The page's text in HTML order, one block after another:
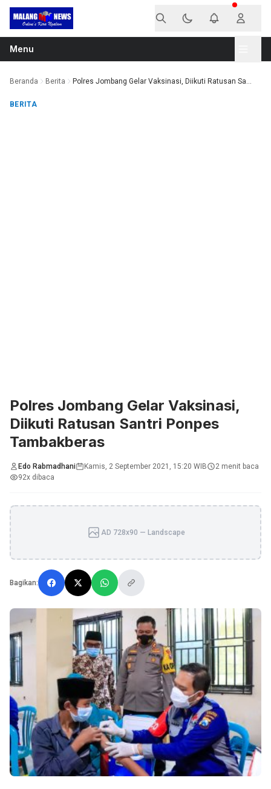
Langsung ke konten
Menu
Beranda Berita Polres Jombang Gelar Vaksinasi, Diikuti Ratusan Sa...
BERITA
Polres Jombang Gelar Vaksinasi,
Diikuti Ratusan Santri Ponpes
Tambakberas
Edo Rabmadhani Kamis, 2 September 2021, 15:20 WIB
2 menit baca
92x dibaca
AD 728x90 — Landscape
Bagikan: